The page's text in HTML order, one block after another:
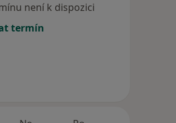
není k dispozici
termín